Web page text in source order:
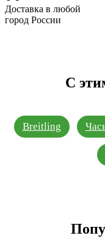
Доставка в любой
город России
С
Breitling